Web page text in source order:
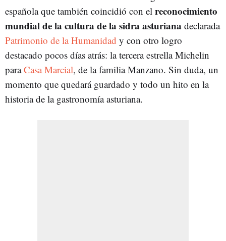
española que también coincidió con el reconocimiento
mundial de la cultura de la sidra asturiana declarada
Patrimonio de la Humanidad y con otro logro
destacado pocos días atrás: la tercera estrella Michelin
paraCasa Marcial, de la familia Manzano. Sin duda, un
momento que quedará guardado y todo un hito en la
historia de la gastronomía asturiana.